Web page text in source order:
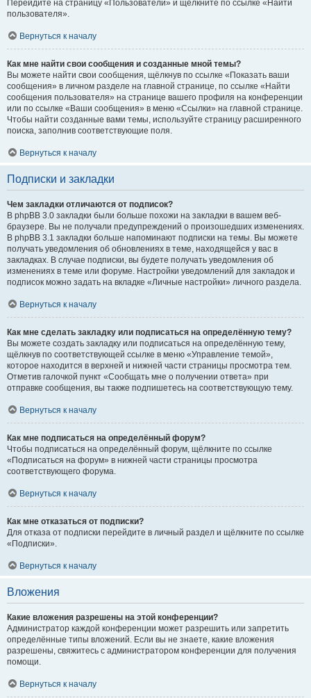
Перейдите на страницу «Пользователи» и щёлкните по ссылке «Найти
пользователя».
Вернуться к началу
Как мне найти свои сообщения и созданные мной темы?
Вы можете найти свои сообщения, щёлкнув по ссылке «Показать ваши
сообщения» в личном разделе на главной странице, по ссылке «Найти
сообщения пользователя» на странице вашего профиля на конференции
или по ссылке «Ваши сообщения» в меню «Ссылки» на главной странице.
Чтобы найти созданные вами темы, используйте страницу расширенного
поиска, заполнив соответствующие поля.
Вернуться к началу
Подписки и закладки
Чем закладки отличаются от подписок?
В phpBB 3.0 закладки были больше похожи на закладки в вашем веб-
браузере. Вы не получали предупреждений о произошедших изменениях.
В phpBB 3.1 закладки больше напоминают подписки на темы. Вы можете
получать уведомления об обновлениях в теме, находящейся у вас в
закладках. В случае подписки, вы будете получать уведомления об
изменениях в теме или форуме. Настройки уведомлений для закладок и
подписок можно задать на вкладке «Личные настройки» личного раздела.
Вернуться к началу
Как мне сделать закладку или подписаться на определённую тему?
Вы можете создать закладку или подписаться на определённую тему,
щёлкнув по соответствующей ссылке в меню «Управление темой»,
которое находится в верхней и нижней части страницы просмотра тем.
Отметив галочкой пункт «Сообщать мне о получении ответа» при
отправке сообщения, вы также подпишетесь на соответствующую тему.
Вернуться к началу
Как мне подписаться на определённый форум?
Чтобы подписаться на определённый форум, щёлкните по ссылке
«Подписаться на форум» в нижней части страницы просмотра
соответствующего форума.
Вернуться к началу
Как мне отказаться от подписки?
Для отказа от подписки перейдите в личный раздел и щёлкните по ссылке
«Подписки».
Вернуться к началу
Вложения
Какие вложения разрешены на этой конференции?
Администратор каждой конференции может разрешить или запретить
определённые типы вложений. Если вы не знаете, какие вложения
разрешены, свяжитесь с администратором конференции для получения
помощи.
Вернуться к началу